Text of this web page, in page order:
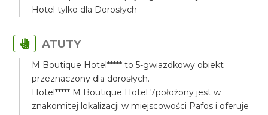
Hotel tylko dla Dorosłych
ATUTY
M Boutique Hotel***** to 5-gwiazdkowy obiekt
przeznaczony dla dorosłych.
Hotel***** M Boutique Hotel 7położony jest w
znakomitej lokalizacji w miejscowości Pafos i oferuje